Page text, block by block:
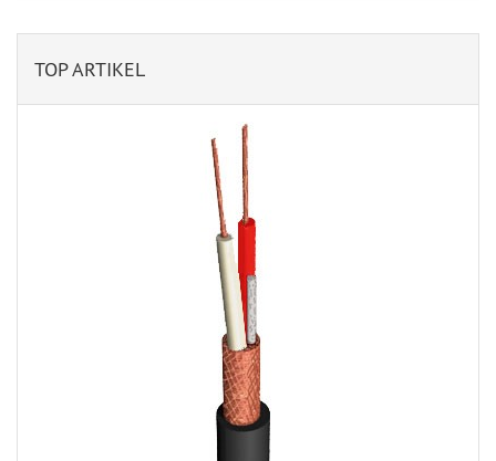
TOP ARTIKEL